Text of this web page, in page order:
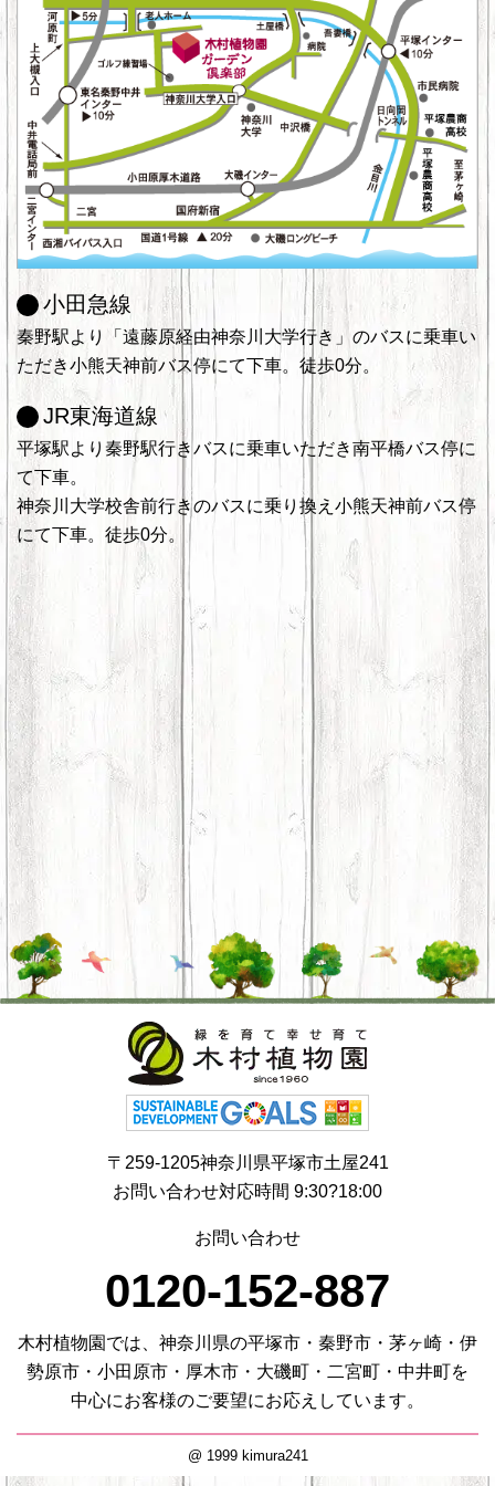
小田急線
秦野駅より「遠藤原経由神奈川大学行き」のバスに乗車い
ただき小熊天神前バス停にて下車。徒歩0分。
JR東海道線
平塚駅より秦野駅行きバスに乗車いただき南平橋バス停に
て下車。
神奈川大学校舎前行きのバスに乗り換え小熊天神前バス停
にて下車。徒歩0分。
〒259-1205神奈川県平塚市土屋241
お問い合わせ対応時間 9:30?18:00
お問い合わせ
0120-152-887
木村植物園では、神奈川県の平塚市・秦野市・茅ヶ崎・伊
勢原市・小田原市・厚木市・大磯町・二宮町・中井町を
中心にお客様のご要望にお応えしています。
@ 1999 kimura241